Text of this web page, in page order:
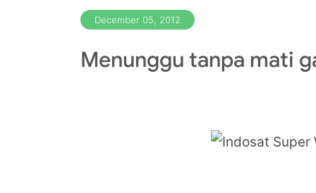
December 05, 2012
Menunggu tanpa mati